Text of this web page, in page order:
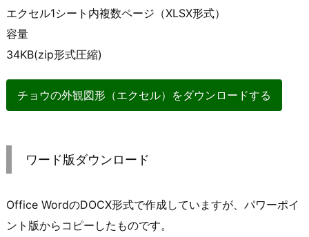
エクセル1シート内複数ページ（XLSX形式）
容量
34KB(zip形式圧縮)
チョウの外観図形（エクセル）をダウンロードする
ワード版ダウンロード
Office WordのDOCX形式で作成していますが、パワーポイ
ント版からコピーしたものです。